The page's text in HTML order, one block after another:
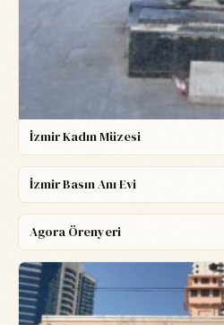
İzmir Kadın Müzesi
İzmir Basın Anı Evi
Agora Örenyeri